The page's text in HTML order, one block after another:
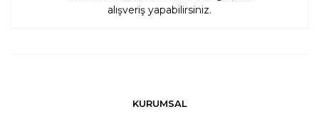
alışveriş yapabilirsiniz.
KURUMSAL